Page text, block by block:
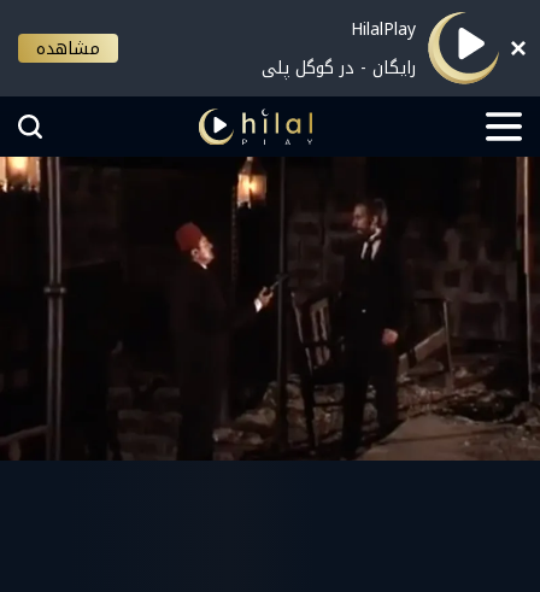
HilalPlay
رایگان - در گوگل پلی
مشاهده